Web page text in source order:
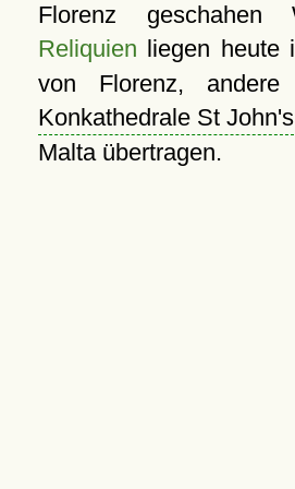
Florenz geschahen
Reliquien liegen heute
von Florenz,
Konkathedrale St John's
Malta übertragen.